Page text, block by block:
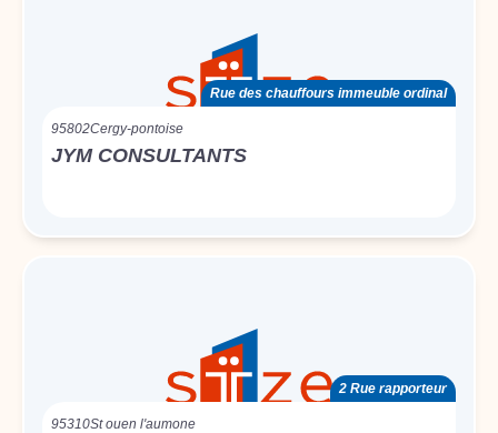
Rue des chauffours immeuble ordinal
95802Cergy-pontoise
JYM CONSULTANTS
2 Rue rapporteur
95310St ouen l'aumone